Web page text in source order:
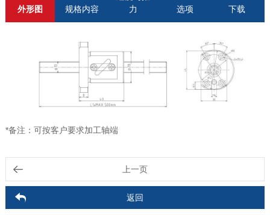
外形图 规格内容
力
选项 下载
*备注：可按客户要求加工轴端
上一页
返回